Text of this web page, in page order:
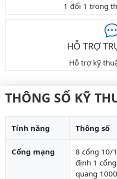
1 đổi 1 trong
HỖ TRỢ
Hỗ trợ kỹ
THÔNG SỐ KỸ
Tính năng Thông số
Cổng mạng
8 cổng 10/
định 1
quang